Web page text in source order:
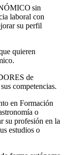
sin
laboral con
su perfil
quieren
de
competencias.
en Formación
o
su profesión en la
estudios o